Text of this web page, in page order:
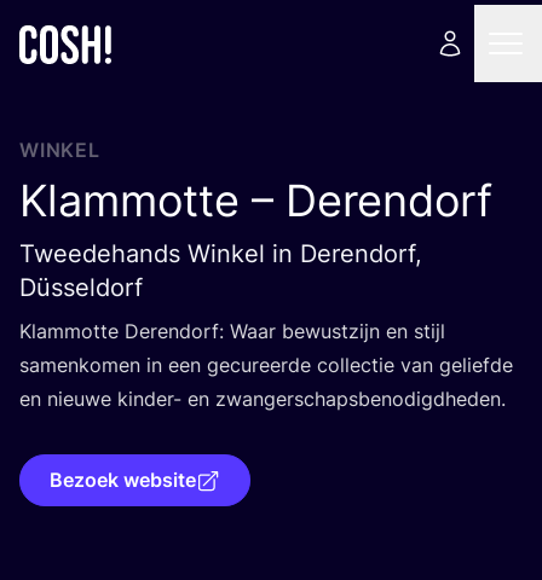
WINKEL
Klammotte – Derendorf
Tweedehands Winkel in Derendorf,
Düsseldorf
Klam­mot­te Deren­dorf: Waar bewust­zijn en stijl
samen­ko­men in een gecu­reer­de col­lec­tie van gelief­de
en nieu­we kin­der- en zwangerschapsbenodigdheden.
Bezoek website